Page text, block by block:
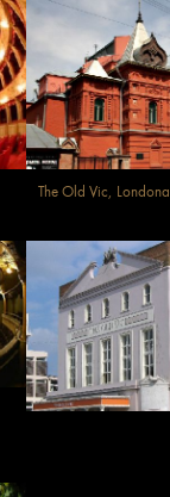
The Old Vic, Londona